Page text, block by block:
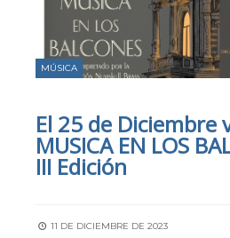
MÚSICA
El 25 de Diciembre
MUSICA EN LOS
III Edición
11 DE DICIEMBRE DE 2023